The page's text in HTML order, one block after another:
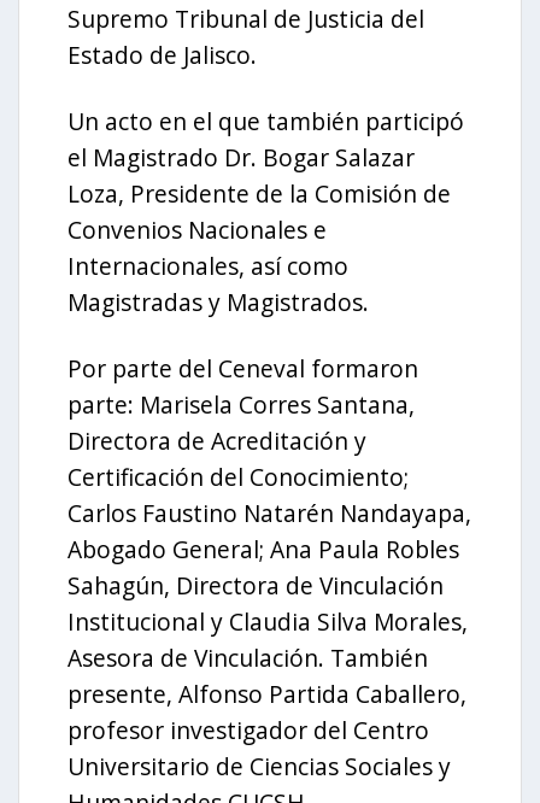
Supremo Tribunal de Justicia del
Estado de Jalisco.
Un acto en el que también participó
el Magistrado Dr. Bogar Salazar
Loza, Presidente de la Comisión de
Convenios Nacionales e
Internacionales, así como
Magistradas y Magistrados.
Por parte del Ceneval formaron
parte: Marisela Corres Santana,
Directora de Acreditación y
Certificación del Conocimiento;
Carlos Faustino Natarén Nandayapa,
Abogado General; Ana Paula Robles
Sahagún, Directora de Vinculación
Institucional y Claudia Silva Morales,
Asesora de Vinculación. También
presente, Alfonso Partida Caballero,
profesor investigador del Centro
Universitario de Ciencias Sociales y